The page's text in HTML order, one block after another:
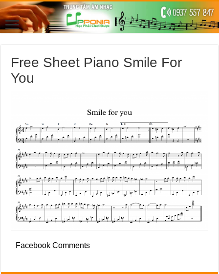
Free Sheet Piano Smile For
You
Facebook Comments